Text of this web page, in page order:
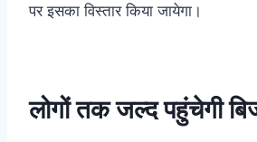
पर इसका विस्तार किया जायेगा।
लोगों तक जल्द पहुंचेगी